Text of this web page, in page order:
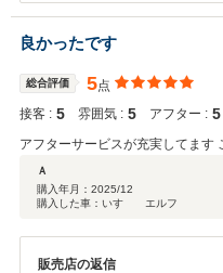
頂きましてありがとうござい
承りましたので、すれ違いが
ら、車両準備を進めさせてい
プレミア保証にご加入頂いて
も、お近くの整備工場にて対応
今後もお客様に最高のサービス
で、トラストオートをよろし
フ一同
良かったです
総合評価 5点
接客 : 5 雰囲気 : 5 アフター : 5
アフターサービスが充実してます
Ａ
購入年月： 2025/12
購入した車：いすゞ エルフ
販売店の返信